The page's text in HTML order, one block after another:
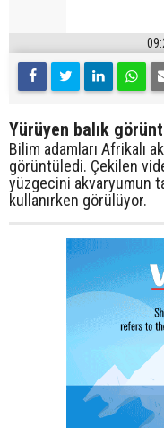
Yürüyen balık
Bilim adamları Afrikalı
görüntüledi. Çekilen
yüzgecini akvaryumun
kullanırken görülüyor.